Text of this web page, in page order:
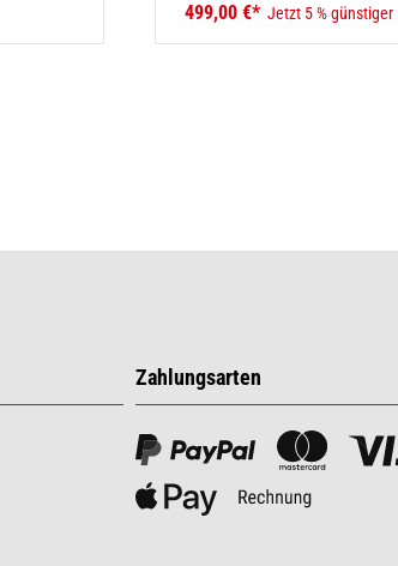
499,00 €* Jetzt 5 % günstiger
Zahlungsarten